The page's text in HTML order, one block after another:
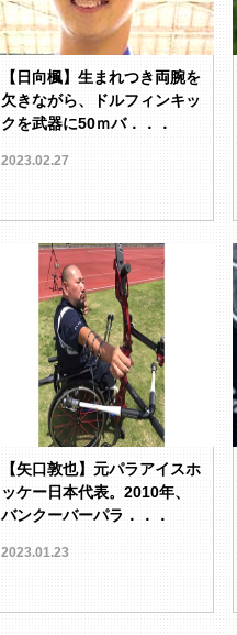
【日向楓】生まれつき両腕を
欠きながら、ドルフィンキッ
クを武器に50ｍバ．．．
2023.02.27
【矢口敦也】元パラアイスホ
ッケー日本代表。2010年、
バンクーバーパラ．．．
2023.01.23